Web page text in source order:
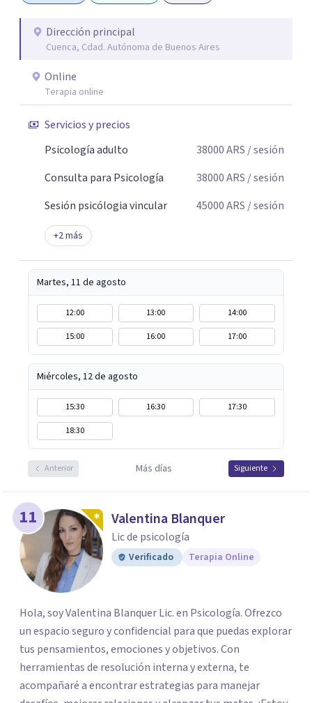
Dirección principal
Cuenca, Cdad. Autónoma de Buenos Aires
Online
Terapia online
Servicios y precios
Psicología adulto
38000ARS / sesión
Consulta para Psicología
38000ARS / sesión
Sesión psicólogia vincular
45000ARS / sesión
+2más
Martes, 11 de agosto
12:00 13:00
14:00
15:00
16:00 17:00
Miércoles, 12 de agosto
15:30 16:30
17:30
18:30
Anterior Más días Siguiente
11 Valentina Blanquer
Lic de psicología
Verificado Terapia Online
Hola, soy Valentina Blanquer Lic. en Psicología. Ofrezco
un espacio seguro y confidencial para que puedas explorar
tus pensamientos, emociones y objetivos. Con
herramientas de resolución interna y externa, te
acompañaré a encontrar estrategias para manejar